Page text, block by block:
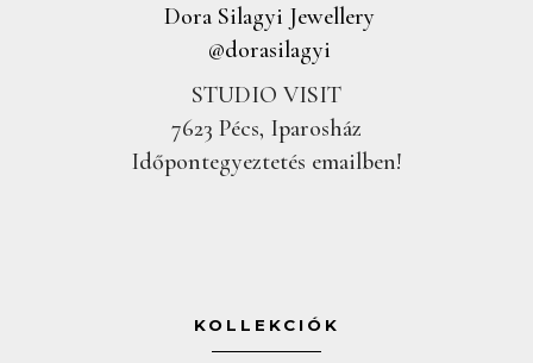
Dora Silagyi Jewellery
@dorasilagyi
STUDIO VISIT
7623 Pécs, Iparosház
Időpontegyeztetés emailben!
KOLLEKCIÓK